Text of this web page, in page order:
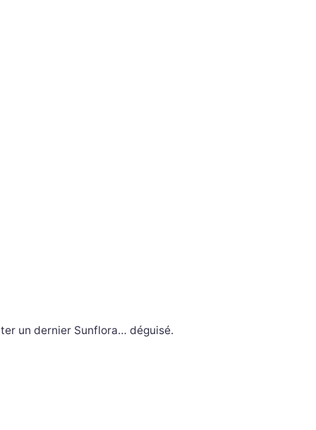
un dernier Sunflora… déguisé.